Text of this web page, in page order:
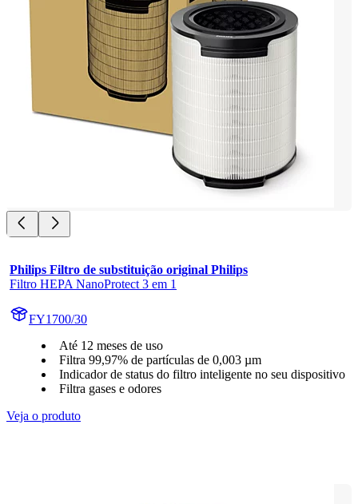
Philips Filtro de substituição original Philips
Filtro HEPA NanoProtect 3 em 1
FY1700/30
Até 12 meses de uso
Filtra 99,97% de partículas de 0,003 µm
Indicador de status do filtro inteligente no seu dispositivo
Filtra gases e odores
Veja o produto